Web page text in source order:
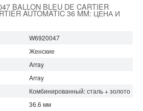
BALLON BLEU DE CARTIER
AUTOMATIC 36 MM: ЦЕНА И
W6920047
Женские
Array
Array
Комбинированный: сталь + золото
36.6 мм